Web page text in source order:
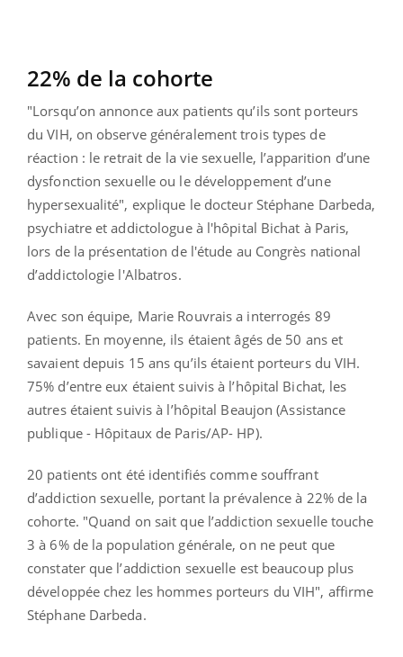
22% de la cohorte
"Lorsqu’on annonce aux patients qu’ils sont porteurs
du VIH, on observe généralement trois types de
réaction : le retrait de la vie sexuelle, l’apparition d’une
dysfonction sexuelle ou le développement d’une
hypersexualité", explique le docteur Stéphane Darbeda,
psychiatre et addictologue à l'hôpital Bichat à Paris,
lors de la présentation de l'étude au Congrès national
d’addictologie l'Albatros.
Avec son équipe, Marie Rouvrais a interrogés 89
patients. En moyenne, ils étaient âgés de 50 ans et
savaient depuis 15 ans qu’ils étaient porteurs du VIH.
75% d’entre eux étaient suivis à l’hôpital Bichat, les
autres étaient suivis à l’hôpital Beaujon (Assistance
publique - Hôpitaux de Paris/AP- HP).
20 patients ont été identifiés comme souffrant
d’addiction sexuelle, portant la prévalence à 22% de la
cohorte. "Quand on sait que l’addiction sexuelle touche
3 à 6% de la population générale, on ne peut que
constater que l’addiction sexuelle est beaucoup plus
développée chez les hommes porteurs du VIH", affirme
Stéphane Darbeda.